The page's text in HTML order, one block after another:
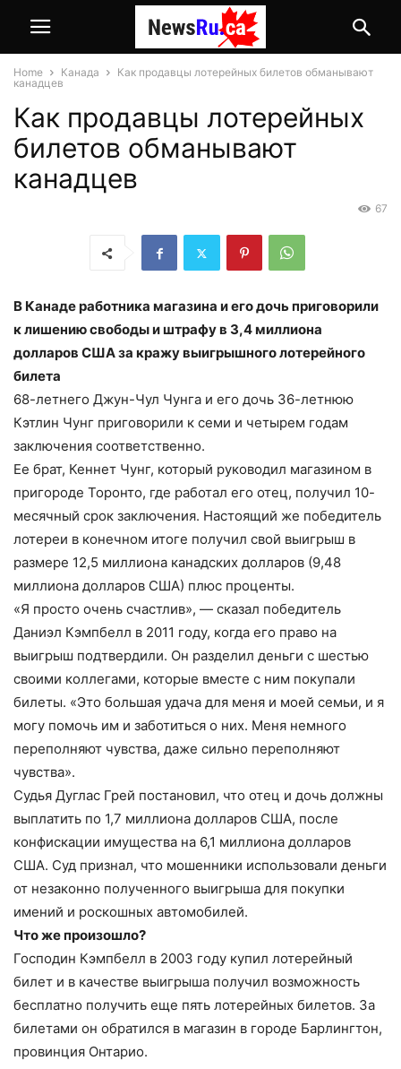
Home Канада
Как продавцы лотерейных билетов обманывают
канадцев
Как продавцы лотерейных
билетов обманывают
канадцев
67
В Канаде работника магазина и его дочь приговорили
к лишению свободы и штрафу в 3,4 миллиона
долларов США за кражу выигрышного лотерейного
билета
68-летнего Джун-Чул Чунга и его дочь 36-летнюю
Кэтлин Чунг приговорили к семи и четырем годам
заключения соответственно.
Ее брат, Кеннет Чунг, который руководил магазином в
пригороде Торонто, где работал его отец, получил 10-
месячный срок заключения. Настоящий же победитель
лотереи в конечном итоге получил свой выигрыш в
размере 12,5 миллиона канадских долларов (9,48
миллиона долларов США) плюс проценты.
«Я просто очень счастлив», — сказал победитель
Даниэл Кэмпбелл в 2011 году, когда его право на
выигрыш подтвердили. Он разделил деньги с шестью
своими коллегами, которые вместе с ним покупали
билеты. «Это большая удача для меня и моей семьи, и я
могу помочь им и заботиться о них. Меня немного
переполняют чувства, даже сильно переполняют
чувства».
Судья Дуглас Грей постановил, что отец и дочь должны
выплатить по 1,7 миллиона долларов США, после
конфискации имущества на 6,1 миллиона долларов
США. Суд признал, что мошенники использовали деньги
от незаконно полученного выигрыша для покупки
имений и роскошных автомобилей.
Что же произошло?
Господин Кэмпбелл в 2003 году купил лотерейный
билет и в качестве выигрыша получил возможность
бесплатно получить еще пять лотерейных билетов. За
билетами он обратился в магазин в городе Барлингтон,
провинция Онтарио.